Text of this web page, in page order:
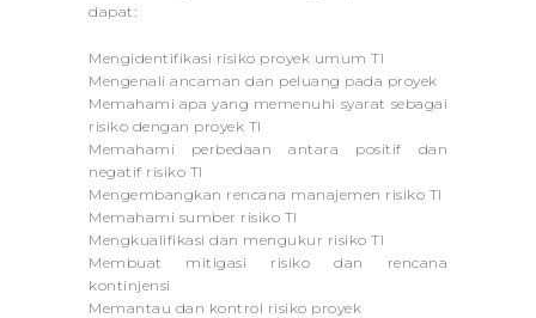
dapat:
Mengidentifikasi risiko proyek umum TI
Mengenali ancaman dan peluang pada proyek
Memahami apa yang memenuhi syarat sebagai
risiko dengan proyek TI
Memahami perbedaan antara positif dan
negatif risiko TI
Mengembangkan rencana manajemen risiko TI
Memahami sumber risiko TI
Mengkualifikasi dan mengukur risiko TI
Membuat mitigasi risiko dan rencana
kontinjensi
Memantau dan kontrol risiko proyek